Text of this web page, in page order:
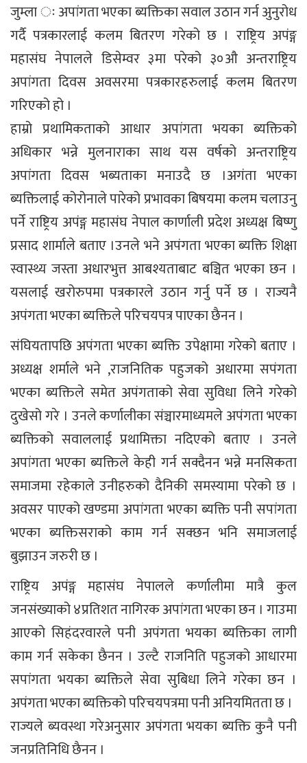
जुम्ला ः अपांगता भएका ब्यक्तिका सवाल उठान गर्न अुनुरोध
गर्दै पत्रकारलाई कलम बितरण गरेको छ । राष्ट्रिय अपंङ्ग
महासंघ नेपालले डिसेम्वर ३मा परेको ३०औ अन्तराष्ट्रिय
अपांगता दिवस अवसरमा पत्रकारहरुलाई कलम बितरण
गरिएको हो ।
हाम्रो प्रथामिकताको आधार अपांगता भयका ब्यक्तिको
अधिकार भन्ने मुलनाराका साथ यस वर्षको अन्तराष्ट्रिय
अपांगता दिवस भब्यताका मनाउदै छ ।अगंता भएका
ब्यक्तिलाई कोरोनाले पारेको प्रभावका बिषयमा कलम चलाउनु
पर्ने राष्ट्रिय अपंङ्ग महासंघ नेपाल कार्णाली प्रदेश अध्यक्ष बिष्णु
प्रसाद शार्माले बताए ।उनले भने अपंगता भएका ब्यक्ति शिक्षा
स्वास्थ्य जस्ता अधारभुत्त आबश्यताबाट बञ्चित भएका छन ।
यसलाई खरोरुपमा पत्रकारले उठान गर्नु पर्ने छ । राज्यनै
अपंगता भएका ब्यक्तिले परिचयपत्र पाएका छैनन ।
संघियतापछि अपंगता भएका ब्यक्ति उपेक्षामा गरेको बताए ।
अध्यक्ष शर्माले भने ,राजनितिक पहुजको अधारमा सपंगता
भएका ब्यक्तिले समेत अपंगताको सेवा सुविधा लिने गरेको
दुखेसो गरे । उनले कर्णालीका संञ्चारमाध्यमले अपंगता भएका
ब्यक्तिको सवाललाई प्रथामिक्ता नदिएको बताए । उनले
अपांगता भएका ब्यक्तिले केही गर्न सक्दैनन भन्ने मनसिकता
समाजमा रहेकाले उनीहरुको दैनिकी समस्यामा परेको छ ।
अवसर पाएको खण्डमा अपांगता भएका ब्यक्ति पनी सपांगता
भएका ब्यक्तिसराको काम गर्न सक्छन भनि समाजलाई
बुझाउन जरुरी छ ।
राष्ट्रिय अपंङ्ग महासंघ नेपालले कर्णालीमा मात्रै कुल
जनसंख्याको ४प्रतिशत नागिरक अपांगता भएका छन । गाउमा
आएको सिहंदरवारले पनी अपंगता भयका ब्यक्तिका लागी
काम गर्न सकेका छैनन । उल्टै राजनिति पहुजको आधारमा
सपांगता भयका ब्यक्तिले सेवा सुबिधा लिने गरेका छन ।
अपंगता भएका ब्यक्तिको परिचयपत्रमा पनी अनियमितता छ ।
राज्यले ब्यवस्था गरेअनुसार अपंगता भयका ब्यक्ति कुनै पनी
जनप्रतिनिधि छैनन ।